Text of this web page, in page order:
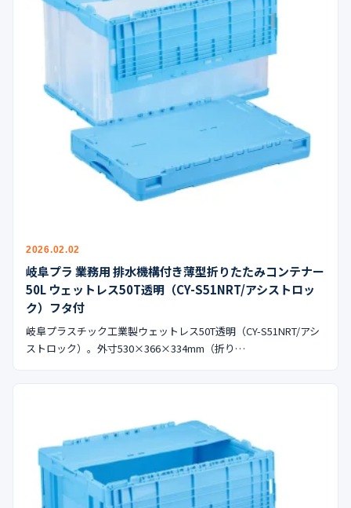
2026.02.02
岐阜プラ 業務用 排水機構付き薄型折りたたみコンテナー
50L ウェットレス50T透明（CY-S51NRT/アシストロッ
ク）フタ付
岐阜プラスチック工業製ウェットレス50T透明（CY-S51NRT/アシ
ストロック）。外寸530×366×334mm（折り…